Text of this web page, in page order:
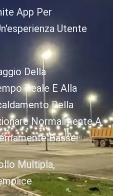
App Per
Utente
Della
Reale E Alla
Della
Normalmente A
Basse
Multipla,